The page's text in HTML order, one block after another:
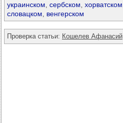
украинском сербском хорватском
словацком
венгерском
Проверка статьи: Кошелев Афанасий